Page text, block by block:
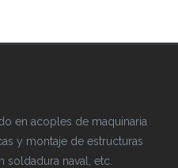
en acoples de maquinaria
y montaje de estructuras
soldadura naval, etc.